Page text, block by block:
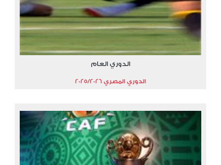
الدوري العام
الدوري المصري 2025/2026